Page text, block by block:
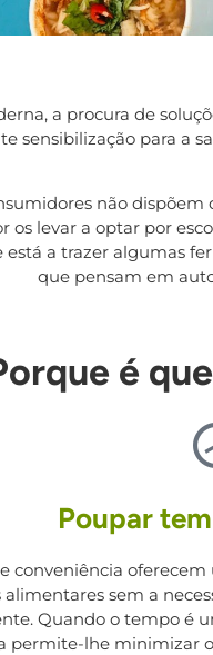
a procura de
sensibilização para a
não
os levar a optar por
está a trazer algumas
que pensam em
é
Poupar
conveniência
alimentares sem a
Quando o tempo é
permite-lhe minimizar